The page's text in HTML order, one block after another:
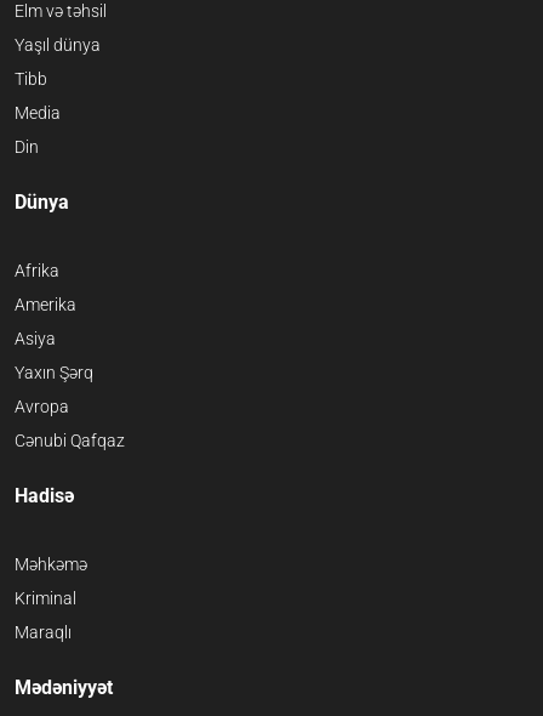
Elm və təhsil
Yaşıl dünya
Tibb
Media
Din
Dünya
Afrika
Amerika
Asiya
Yaxın Şərq
Avropa
Cənubi Qafqaz
Hadisə
Məhkəmə
Kriminal
Maraqlı
Mədəniyyət